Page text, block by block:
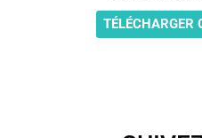
TÉLÉCHARGER